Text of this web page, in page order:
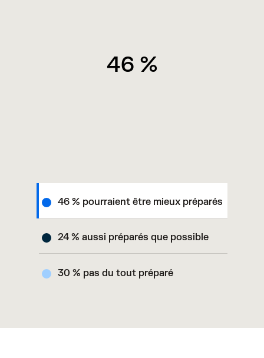
46 %
46 % pourraient être mieux préparés
24 % aussi préparés que possible
30 % pas du tout préparé